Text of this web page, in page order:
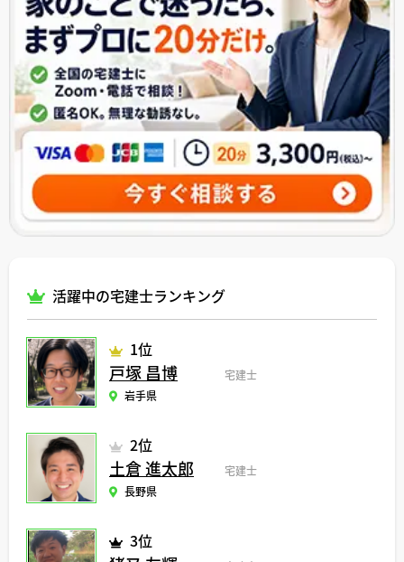
活躍中の宅建士ランキング
1位
戸塚 昌博
宅建士
岩手県
2位
土倉 進太郎
宅建士
長野県
3位